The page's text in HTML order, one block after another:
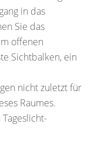
in das
Sie das
offenen
Sichtbalken, ein
nicht zuletzt für
Raumes.